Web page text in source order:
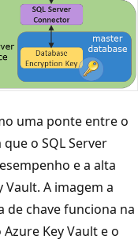
uma ponte entre o
o SQL Server
e a alta
A imagem a
chave funciona na
Key Vault e o